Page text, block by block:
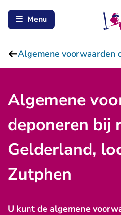
Menu
Algemene voorwaarden
Algemene
deponeren bij
Gelderland,
Zutphen
U kunt de algemene